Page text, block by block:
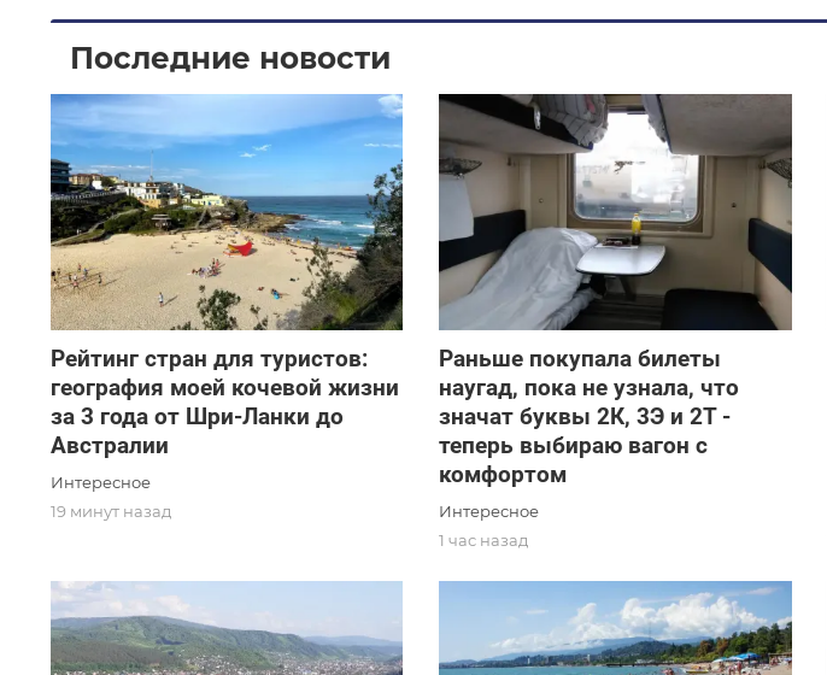
Последние новости
Рейтинг стран для туристов:
география моей кочевой жизни
за 3 года от Шри-Ланки до
Австралии
Интересное
19 минут назад
Раньше покупала билеты
наугад, пока не узнала, что
значат буквы 2К, 3Э и 2Т -
теперь выбираю вагон с
комфортом
Интересное
1 час назад